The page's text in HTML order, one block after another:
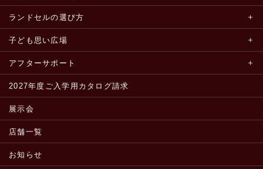
ランドセルの選び方
子ども思い広場
アフターサポート
2027年度ご入学用カタログ請求
展示会
店舗一覧
お知らせ